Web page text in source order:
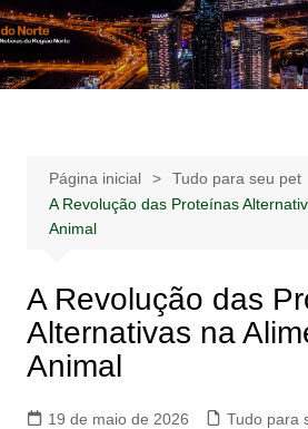
Ir
para
o
Notícias – Publicidades – Anúncios
Página inicial
Tudo para seu pet
A Revolução das Proteínas
Animal
A Revolução das
Alternativas na
Animal
19 de maio de 2026 Tudo para